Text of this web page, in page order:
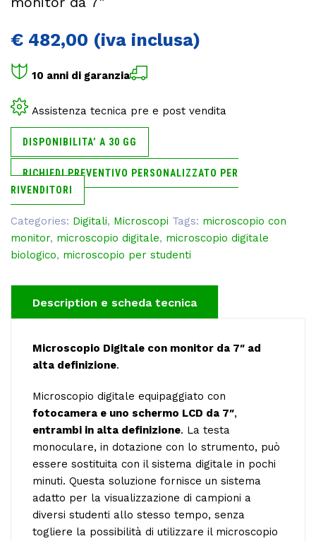
€ 482,00
10 anni di garanzia
Assistenza tecnica pre e post vendita
DISPONIBILITA’ A 30 GG
RICHIEDI PREVENTIVO PERSONALIZZATO PER
RIVENDITORI
Categories: Digitali, Microscopi Tags: microscopio con
monitor, microscopio digitale, microscopio digitale
biologico, microscopio per studenti
Description
Microscopio Digitale con monitor da 7″ ad
alta definizione.
Microscopio digitale equipaggiato con
fotocamera e uno schermo LCD da 7″,
entrambi in alta definizione. La testa
monoculare, in dotazione con lo strumento, può
essere sostituita con il sistema digitale in pochi
minuti. Questa soluzione fornisce un sistema
adatto per la visualizzazione di campioni a
diversi studenti allo stesso tempo, senza
togliere la possibilità di utilizzare il microscopio